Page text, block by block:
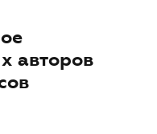
авторов